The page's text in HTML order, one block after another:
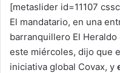
[metaslider id=11107
El mandatario, en una
barranquillero El
este miércoles, dijo que
iniciativa global Covax, y